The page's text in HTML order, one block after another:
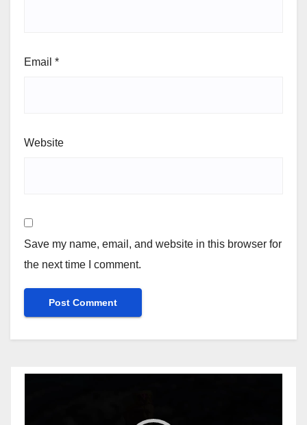
Email *
Website
Save my name, email, and website in this browser for
the next time I comment.